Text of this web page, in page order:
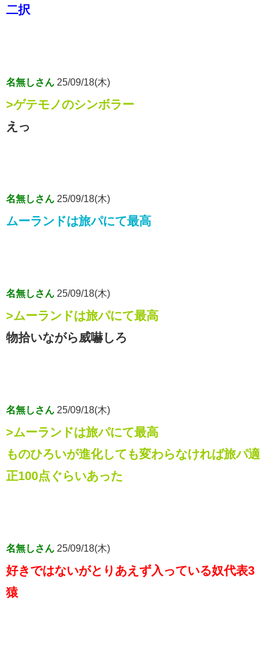
二択
名無しさん 25/09/18(木)
>ゲテモノのシンボラー
えっ
名無しさん 25/09/18(木)
ムーランドは旅パにて最高
名無しさん 25/09/18(木)
>ムーランドは旅パにて最高
物拾いながら威嚇しろ
名無しさん 25/09/18(木)
>ムーランドは旅パにて最高
ものひろいが進化しても変わらなければ旅パ適
正100点ぐらいあった
名無しさん 25/09/18(木)
好きではないがとりあえず入っている奴代表3
猿